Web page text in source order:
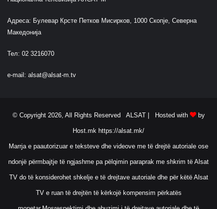
Адреса: Булевар Крсте Петков Мисирков, 1000 Скопје, Северна
Македонија
Тел: 02 3216070
e-mail: alsat@alsat-m.tv
© Copyright 2026, All Rights Reserved ALSAT | Hosted with by
Host.mk https://alsat.mk/
Marrja e paautorizuar e teksteve dhe videove me të drejtë autoriale ose
ndonjë përmbajtje të ngjashme pa pëlqimin paraprak me shkrim të Alsat
TV do të konsiderohet shkelje e të drejtave autoriale dhe për këtë Alsat
TV e ruan të drejtën të kërkojë kompensim përkatës